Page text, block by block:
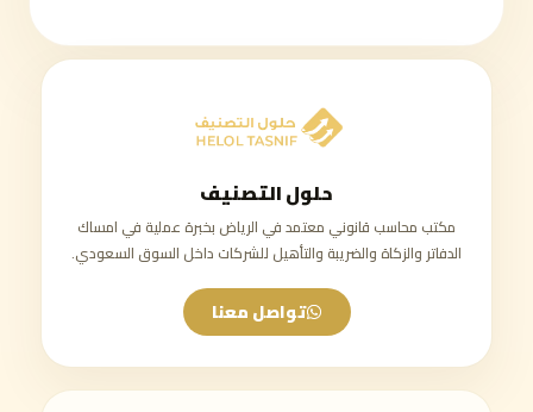
حلول التصنيف
مكتب محاسب قانوني معتمد في الرياض بخبرة عملية في امساك
الدفاتر والزكاة والضريبة والتأهيل للشركات داخل السوق السعودي.
تواصل معنا